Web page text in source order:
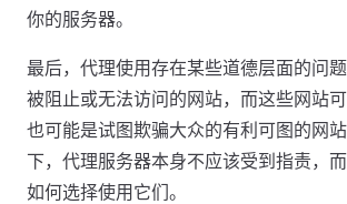
你的服务器。
最后，代理使用存在某些道德层面的问
被阻止或无法访问的网站，而这些网站可
也可能是试图欺骗大众的有利可图的网
下，代理服务器本身不应该受到指责，
如何选择使用它们。